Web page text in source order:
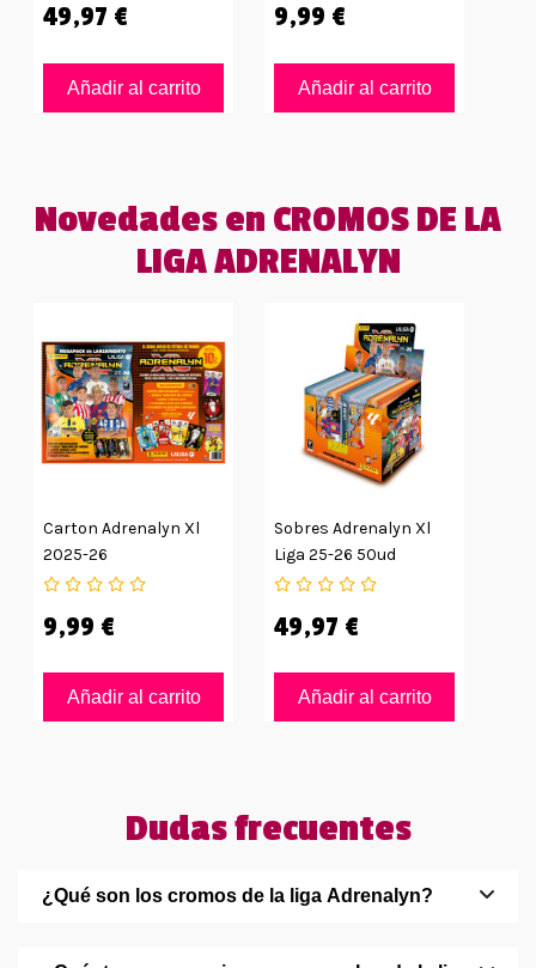
49,97 €
Añadir al carrito
9,99 €
Añadir al carrito
Novedades en CROMOS DE LA
LIGA ADRENALYN
Carton Adrenalyn Xl
2025-26
9,99 €
Añadir al carrito
Sobres Adrenalyn Xl
Liga 25-26 50ud
49,97 €
Añadir al carrito
Dudas frecuentes
¿Qué son los cromos de la liga Adrenalyn?